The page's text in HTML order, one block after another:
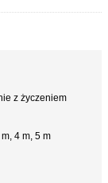
z życzeniem
4 m, 5 m